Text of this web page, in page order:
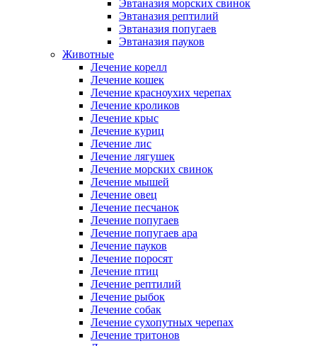
Эвтаназия морских свинок
Эвтаназия рептилий
Эвтаназия попугаев
Эвтаназия пауков
Животные
Лечение корелл
Лечение кошек
Лечение красноухих черепах
Лечение кроликов
Лечение крыс
Лечение куриц
Лечение лис
Лечение лягушек
Лечение морских свинок
Лечение мышей
Лечение овец
Лечение песчанок
Лечение попугаев
Лечение попугаев ара
Лечение пауков
Лечение поросят
Лечение птиц
Лечение рептилий
Лечение рыбок
Лечение собак
Лечение сухопутных черепах
Лечение тритонов